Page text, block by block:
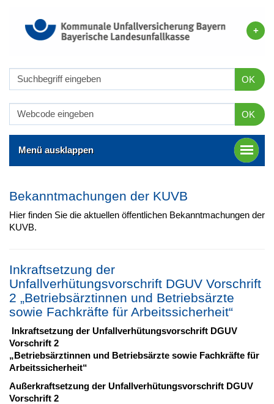
OK
OK
Menü ausklappen
Bekanntmachungen der KUVB
Hier finden Sie die aktuellen öffentlichen Bekanntmachungen der
KUVB.
Inkraftsetzung der
Unfallverhütungsvorschrift DGUV Vorschrift
2 „Betriebsärztinnen und Betriebsärzte
sowie Fachkräfte für Arbeitssicherheit“
Inkraftsetzung der Unfallverhütungsvorschrift DGUV
Vorschrift 2
„Betriebsärztinnen und Betriebsärzte sowie Fachkräfte für
Arbeitssicherheit“
Außerkraftsetzung der Unfallverhütungsvorschrift DGUV
Vorschrift 2